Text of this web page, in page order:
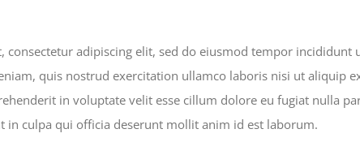
consectetur adipiscing elit, sed do eiusmod tempor incididunt
quis nostrud exercitation ullamco laboris nisi ut aliquip
in voluptate velit esse cillum dolore eu fugiat nulla
in culpa qui officia deserunt mollit anim id est laborum.